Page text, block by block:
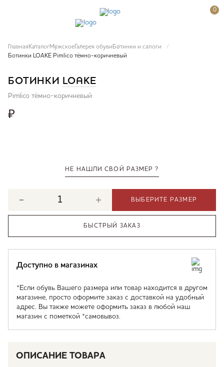
0
Главная КаталогМужское Галерея обуви Ботинки и сапоги
Ботинки LOAKE Pimlico тёмно-коричневый
БОТИНКИ LOAKE
Pimlico тёмно-коричневый
₽
НЕ НАШЛИ СВОЙ РАЗМЕР ?
ВЫБЕРИТЕ РАЗМЕР
БЫСТРЫЙ ЗАКАЗ
Доступно в магазинах
*Если обувь Вашего размера или товар находится в другом
магазине, просто оформите заказ с доставкой на удобный
адрес. Вы также можете оформить заказ в любой наш
магазин с пометкой *самовывоз.
ОПИСАНИЕ ТОВАРА